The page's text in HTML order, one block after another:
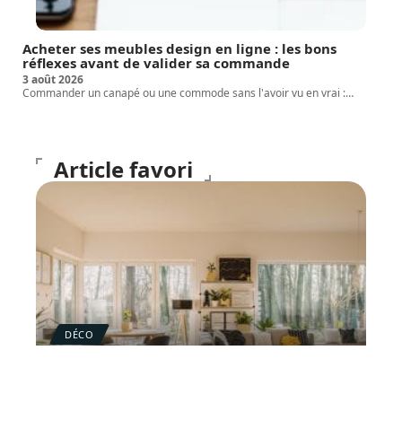
Acheter ses meubles design en ligne : les bons
réflexes avant de valider sa commande
3 août 2026
Commander un canapé ou une commode sans l'avoir vu en vrai :…
Article favori
DÉCO